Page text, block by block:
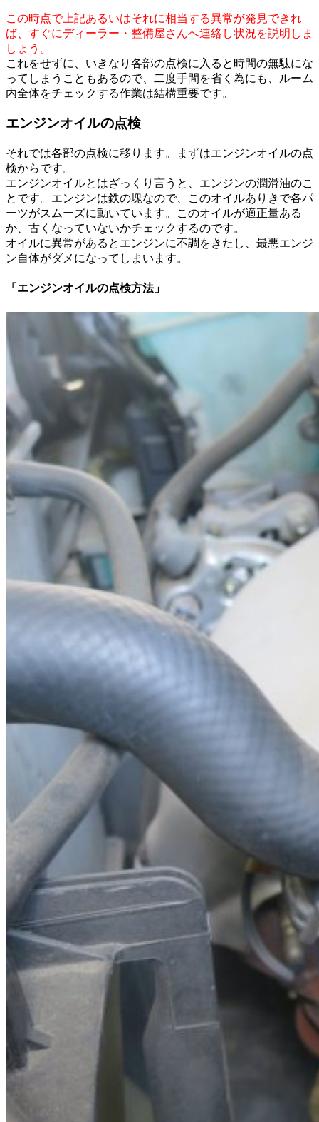
この時点で上記あるいはそれに相当する異常が発見できれ
ば、すぐにディーラー・整備屋さんへ連絡し状況を説明しま
しょう。
これをせずに、いきなり各部の点検に入ると時間の無駄にな
ってしまうこともあるので、二度手間を省く為にも、ルーム
内全体をチェックする作業は結構重要です。
エンジンオイルの点検
それでは各部の点検に移ります。まずはエンジンオイルの点
検からです。
エンジンオイルとはざっくり言うと、エンジンの潤滑油のこ
とです。エンジンは鉄の塊なので、このオイルありきで各パ
ーツがスムーズに動いています。このオイルが適正量ある
か、古くなっていないかチェックするのです。
オイルに異常があるとエンジンに不調をきたし、最悪エンジ
ン自体がダメになってしまいます。
「エンジンオイルの点検方法」